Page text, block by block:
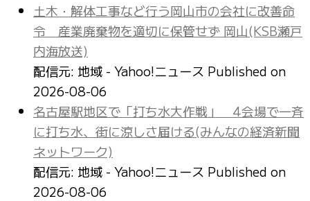
土木・解体工事など行う岡山市の会社に改善命
令 産業廃棄物を適切に保管せず 岡山(KSB瀬戸
内海放送)
配信元: 地域 - Yahoo!ニュース Published on
2026-08-06
名古屋駅地区で「打ち水大作戦」 4会場で一斉
に打ち水、街に涼しさ届ける(みんなの経済新聞
ネットワーク)
配信元: 地域 - Yahoo!ニュース Published on
2026-08-06